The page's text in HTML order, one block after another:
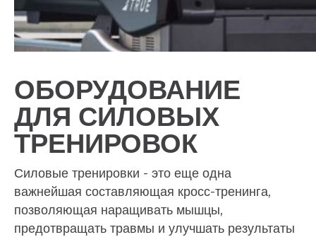
ОБОРУДОВАНИЕ
ДЛЯ СИЛОВЫХ
ТРЕНИРОВОК
Силовые тренировки - это еще одна
важнейшая составляющая кросс-тренинга,
позволяющая наращивать мышцы,
предотвращать травмы и улучшать результаты